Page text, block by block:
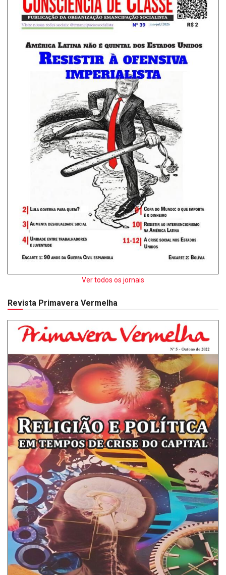
Ver todos os jornais
Revista Primavera Vermelha